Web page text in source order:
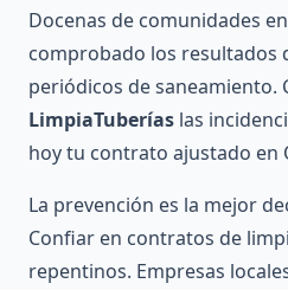
Docenas de comunidades
comprobado los resultados
periódicos de saneamiento.
LimpiaTuberías las
hoy tu contrato ajustado en
La prevención es la mejor
Confiar en contratos de
repentinos. Empresas